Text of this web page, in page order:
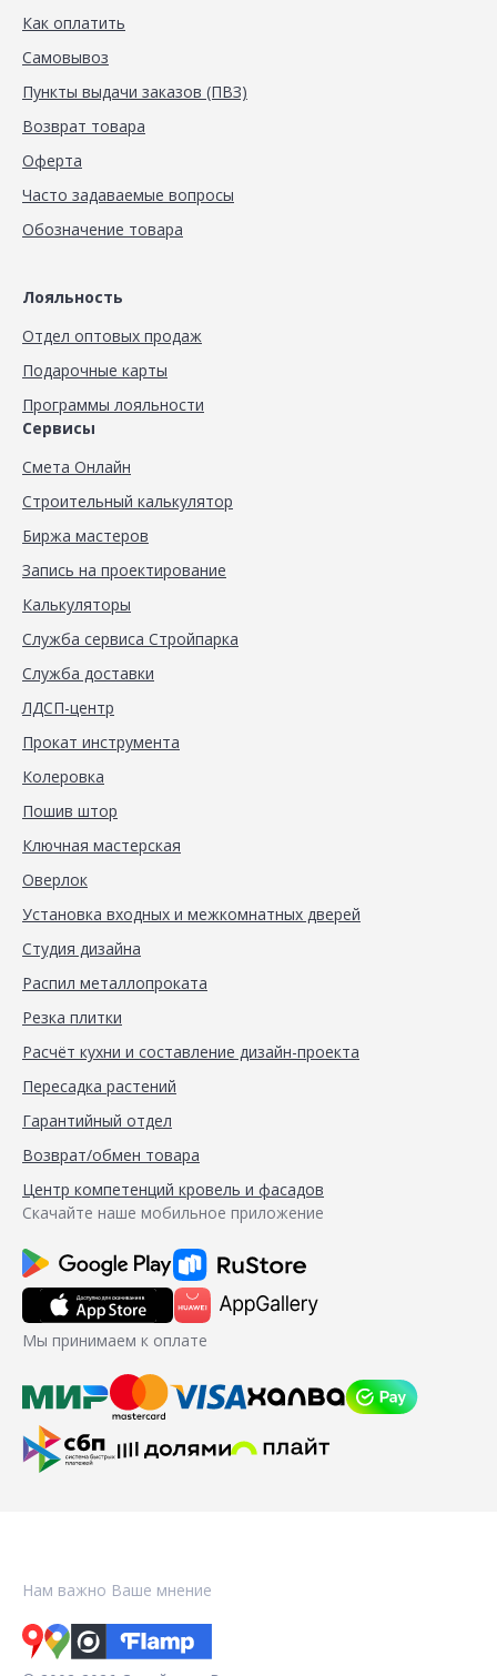
Как оплатить
Самовывоз
Пункты выдачи заказов (ПВЗ)
Возврат товара
Оферта
Часто задаваемые вопросы
Обозначение товара
Лояльность
Отдел оптовых продаж
Подарочные карты
Программы лояльности
Сервисы
Смета Онлайн
Строительный калькулятор
Биржа мастеров
Запись на проектирование
Калькуляторы
Служба сервиса Стройпарка
Служба доставки
ЛДСП-центр
Прокат инструмента
Колеровка
Пошив штор
Ключная мастерская
Оверлок
Установка входных и межкомнатных дверей
Студия дизайна
Распил металлопроката
Резка плитки
Расчёт кухни и составление дизайн-проекта
Пересадка растений
Гарантийный отдел
Возврат/обмен товара
Центр компетенций кровель и фасадов
Скачайте наше мобильное приложение
Мы принимаем к оплате
Нам важно Ваше мнение